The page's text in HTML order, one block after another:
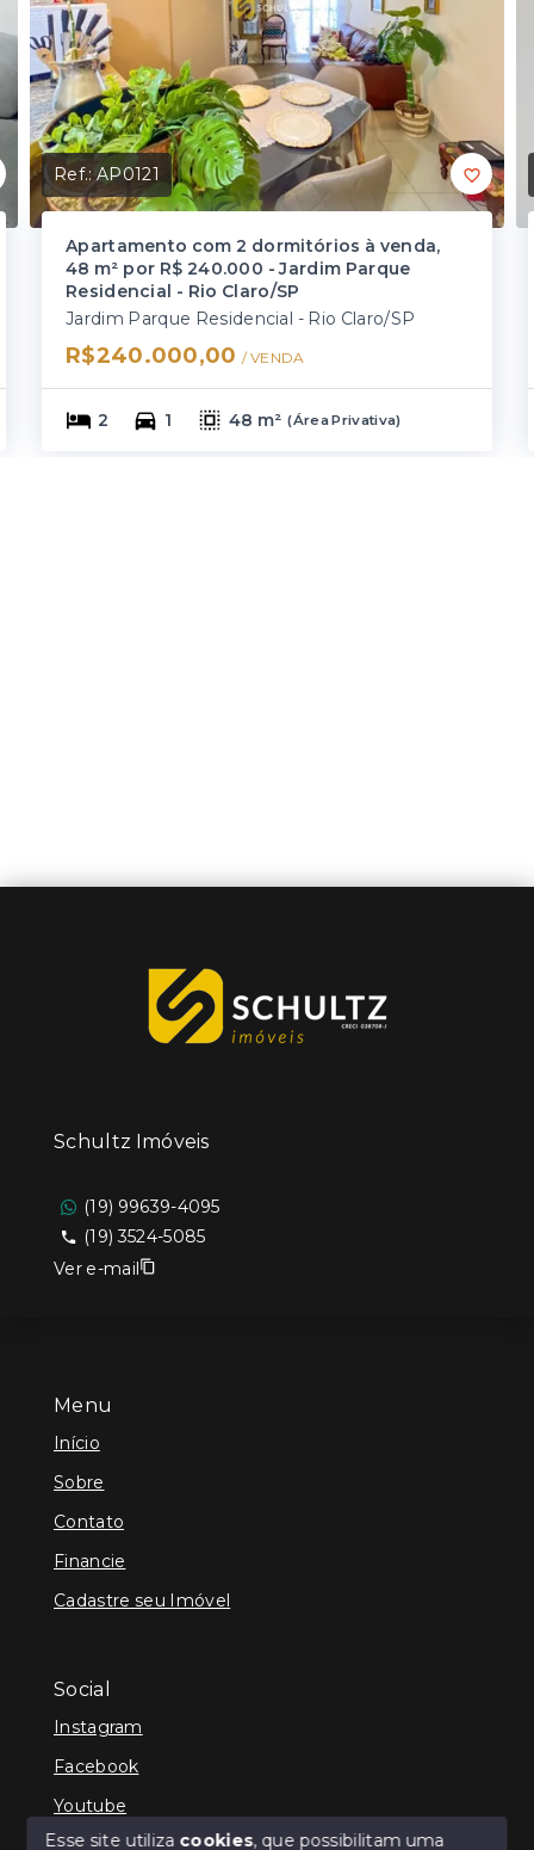
Ref.:AP0121
Apartamento com 2 dormitórios à venda,
48 m² por R$ 240.000 - Jardim Parque
Residencial - Rio Claro/SP
Jardim Parque Residencial - Rio Claro/SP
R$240.000,00 / VENDA
2 1 48 m² (Área Privativa)
Menu
Início
Sobre
Contato
Financie
Cadastre seu Imóvel
Social
Instagram
Facebook
Youtube
Schultz Imóveis
(19) 99639-4095
(19) 3524-5085
Ver e-mail
Esse site utiliza cookies, que possibilitam uma